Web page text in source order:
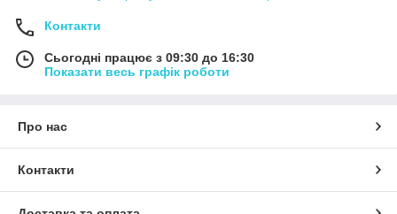
Контакти
Сьогодні працює з 09:30 до 16:30
Показати весь графік роботи
Про нас
Контакти